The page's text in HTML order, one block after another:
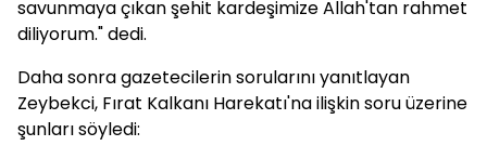
savunmaya çıkan şehit kardeşimize Allah'tan rahmet
diliyorum." dedi.
Daha sonra gazetecilerin sorularını yanıtlayan
Zeybekci, Fırat Kalkanı Harekatı'na ilişkin soru üzerine
şunları söyledi: